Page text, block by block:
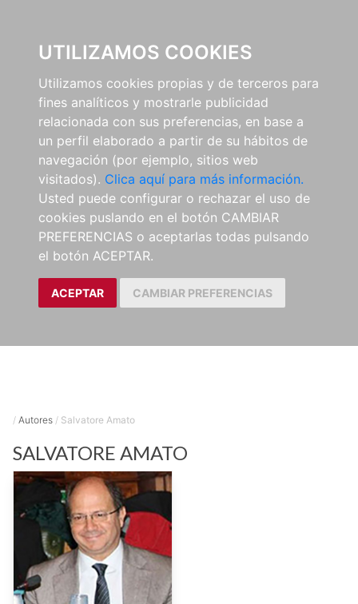
UTILIZAMOS COOKIES
Utilizamos cookies propias y de terceros para
fines analíticos y mostrarle publicidad
relacionada con sus preferencias, en base a
un perfil elaborado a partir de su hábitos de
navegación (por ejemplo, sitios web
visitados). Clica aquí para más información.
Usted puede configurar o rechazar el uso de
cookies puslando en el botón CAMBIAR
PREFERENCIAS o aceptarlas todas pulsando
el botón ACEPTAR.
ACEPTAR CAMBIAR PREFERENCIAS
/ Autores / Salvatore Amato
SALVATORE AMATO